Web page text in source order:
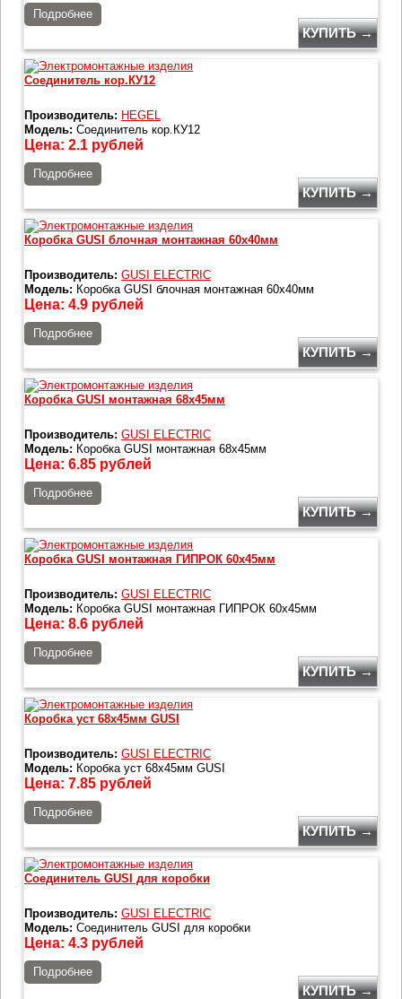
Подробнее
КУПИТЬ →
Соединитель кор.КУ12
Производитель: HEGEL
Модель: Соединитель кор.КУ12
Цена: 2.1 рублей
Подробнее
КУПИТЬ →
Коробка GUSI блочная монтажная 60х40мм
Производитель: GUSI ELECTRIC
Модель: Коробка GUSI блочная монтажная 60х40мм
Цена: 4.9 рублей
Подробнее
КУПИТЬ →
Коробка GUSI монтажная 68х45мм
Производитель: GUSI ELECTRIC
Модель: Коробка GUSI монтажная 68х45мм
Цена: 6.85 рублей
Подробнее
КУПИТЬ →
Коробка GUSI монтажная ГИПРОК 60х45мм
Производитель: GUSI ELECTRIC
Модель: Коробка GUSI монтажная ГИПРОК 60х45мм
Цена: 8.6 рублей
Подробнее
КУПИТЬ →
Коробка уст 68х45мм GUSI
Производитель: GUSI ELECTRIC
Модель: Коробка уст 68х45мм GUSI
Цена: 7.85 рублей
Подробнее
КУПИТЬ →
Соединитель GUSI для коробки
Производитель: GUSI ELECTRIC
Модель: Соединитель GUSI для коробки
Цена: 4.3 рублей
Подробнее
КУПИТЬ →